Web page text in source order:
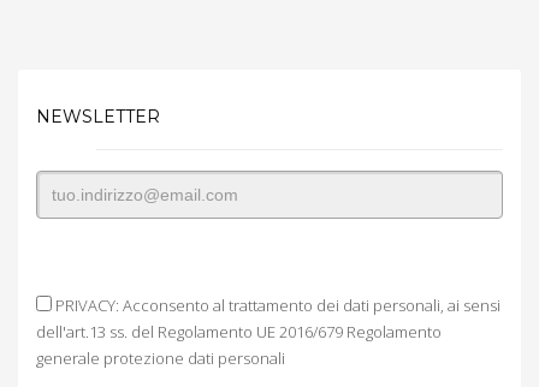
NEWSLETTER
PRIVACY: Acconsento al trattamento dei dati personali, ai sensi
dell'art.13 ss. del Regolamento UE 2016/679 Regolamento
generale protezione dati personali